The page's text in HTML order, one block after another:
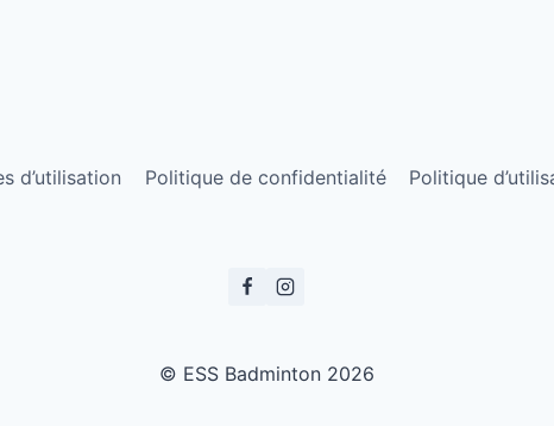
d’utilisation Politique de confidentialité Politique
© ESS Badminton 2026